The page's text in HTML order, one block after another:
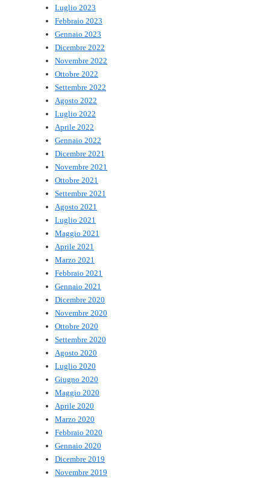
Luglio 2023
Febbraio 2023
Gennaio 2023
Dicembre 2022
Novembre 2022
Ottobre 2022
Settembre 2022
Agosto 2022
Luglio 2022
Aprile 2022
Gennaio 2022
Dicembre 2021
Novembre 2021
Ottobre 2021
Settembre 2021
Agosto 2021
Luglio 2021
Maggio 2021
Aprile 2021
Marzo 2021
Febbraio 2021
Gennaio 2021
Dicembre 2020
Novembre 2020
Ottobre 2020
Settembre 2020
Agosto 2020
Luglio 2020
Giugno 2020
Maggio 2020
Aprile 2020
Marzo 2020
Febbraio 2020
Gennaio 2020
Dicembre 2019
Novembre 2019